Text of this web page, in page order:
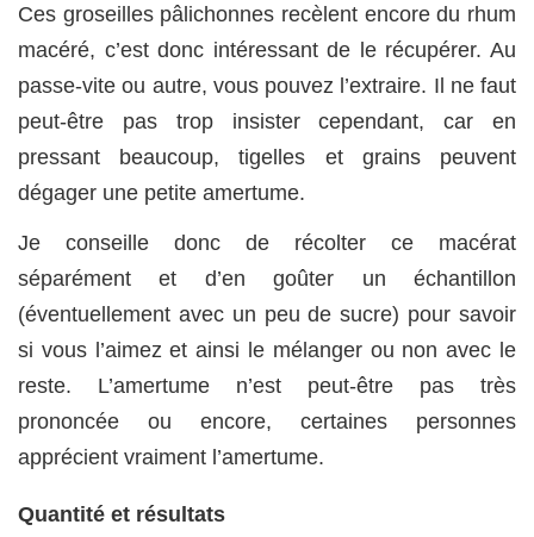
Ces groseilles pâlichonnes recèlent encore du rhum
macéré, c’est donc intéressant de le récupérer. Au
passe-vite ou autre, vous pouvez l’extraire. Il ne faut
peut-être pas trop insister cependant, car en
pressant beaucoup, tigelles et grains peuvent
dégager une petite amertume.
Je conseille donc de récolter ce macérat
séparément et d’en goûter un échantillon
(éventuellement avec un peu de sucre) pour savoir
si vous l’aimez et ainsi le mélanger ou non avec le
reste. L’amertume n’est peut-être pas très
prononcée ou encore, certaines personnes
apprécient vraiment l’amertume.
Quantité et résultats